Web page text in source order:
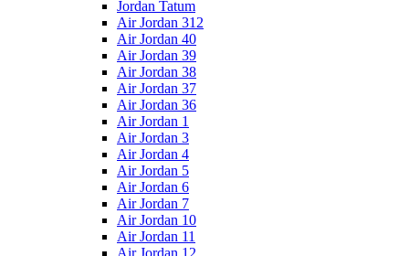
Jordan Tatum
Air Jordan 312
Air Jordan 40
Air Jordan 39
Air Jordan 38
Air Jordan 37
Air Jordan 36
Air Jordan 1
Air Jordan 3
Air Jordan 4
Air Jordan 5
Air Jordan 6
Air Jordan 7
Air Jordan 10
Air Jordan 11